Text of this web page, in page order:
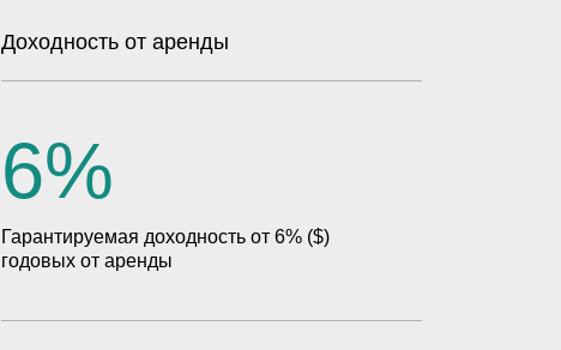
Гарантируемая доходность от 6% ($)
годовых от аренды
6%
Доходность от аренды